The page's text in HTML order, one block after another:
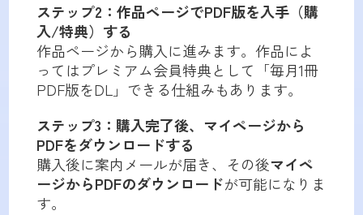
ステップ2：作品ページでPDF版を入手（購
入/特典）する
作品ページから購入に進みます。作品によ
ってはプレミアム会員特典として「毎月1冊
PDF版をDL」できる仕組みもあります。
ステップ3：購入完了後、マイページから
PDFをダウンロードする
購入後に案内メールが届き、その後マイペ
ージからPDFのダウンロードが可能になりま
す。